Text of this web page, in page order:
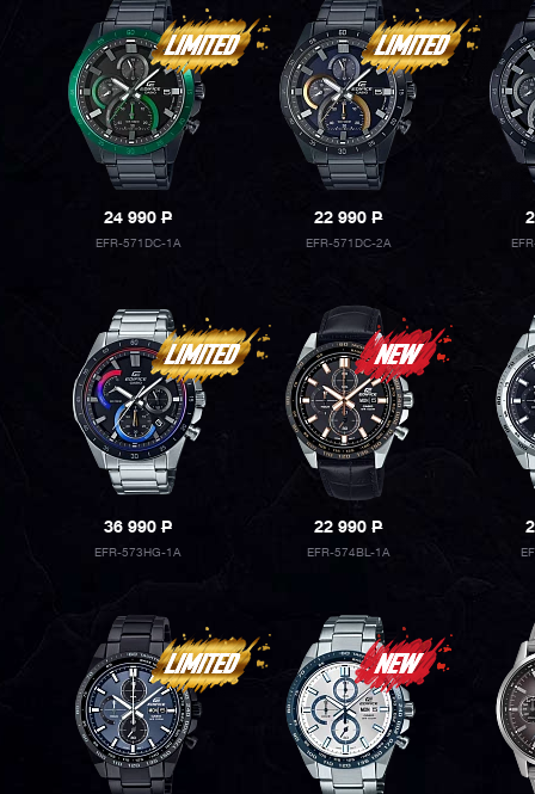
24 990P
EFR-571DC-1A
22 990P
EFR-571DC-2A
36 990P
EFR-573HG-1A
22 990P
EFR-574BL-1A